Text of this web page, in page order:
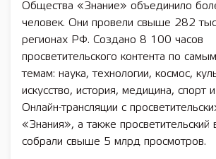
Общества «Знание» объединило
человек. Они провели свыше 282
регионах РФ. Создано 8 100 часов
просветительского контента по
темам: наука, технологии, космос,
искусство, история, медицина, спорт
Онлайн-трансляции с
«Знания», а также просветительский
собрали свыше 5 млрд просмотров.